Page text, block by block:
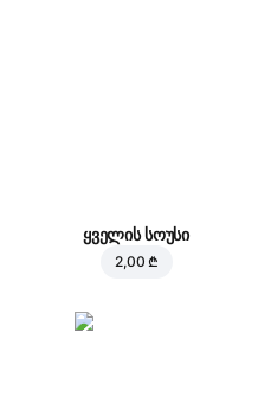
ყველის სოუსი
2,00 ₾